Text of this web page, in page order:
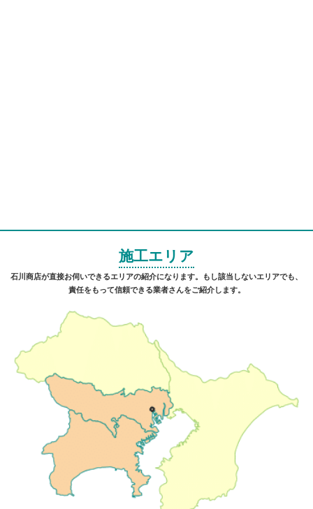
施工エリア
石川商店が直接お伺いできるエリアの紹介になります。もし該当しないエリアでも、
責任をもって信頼できる業者さんをご紹介します。